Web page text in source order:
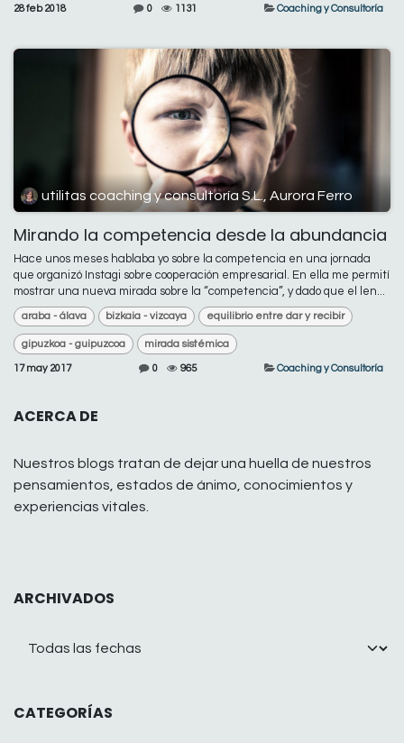
28 feb 2018 0 1131 Coaching y Consultoría
utilitas coaching y consultoría S.L., Aurora Ferro
Mirando la competencia desde la abundancia
Hace unos meses hablaba yo sobre la competencia en una jornada
que organizó Instagi sobre cooperación empresarial. En ella me permití
mostrar una nueva mirada sobre la “competencia”, y dado que el len...
araba - álava bizkaia - vizcaya equilibrio entre dar y recibir
gipuzkoa - guipuzcoa mirada sistémica
17 may 2017 0 965 Coaching y Consultoría
ACERCA DE
Nuestros blogs tratan de dejar una huella de nuestros
pensamientos, estados de ánimo, conocimientos y
experiencias vitales.
ARCHIVADOS
CATEGORÍAS